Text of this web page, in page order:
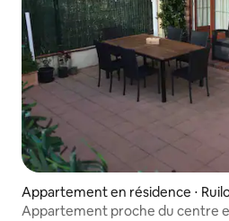
Appartement en résidence ⋅
Appartement proche du centre